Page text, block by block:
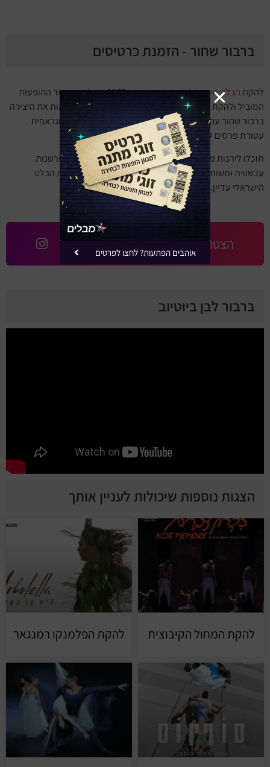
ברבור שחור - הזמנת כרטיסים
להקתהבלט הישראלי
אשר נוסד בשנת 1967, בעל רפרטואר ההופעות
המוביל ולהקת רקדנים ורקדניות מפוארת, מעלים אל הבמות את היצירה
ברבור שחור עם אינטרפרטציה חדשנית ומקורית של כוריאוגראפית
עטורת פרסים ליצירה הקלאסית "
אגם הברבורים".
תוכלו ליהנות מהופעת בלט חווייתית, ייחודית ומרשימה בפרשנות
עכשווית ומשוחררת ליצירה, משהו שעדיין לא נראה בלהקת הבלט
הישראלי עדיין.
הצטרפו אלינו באינסטגרם
ברבור לבן ביוטיוב
הצגות נוספות שיכולות לעניין אותך
להקת המחול הקיבוצית להקת הפלמנקו רמנגאר
אוהבים הפתעות? לחצו לפרטים